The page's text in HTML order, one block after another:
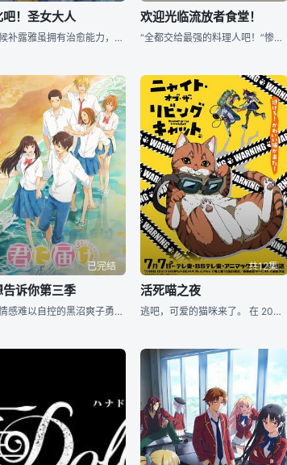
吧！圣女大人
圣女候补露雅虽拥有治愈能力，却会将患者的伤害及病痛一并转移到自己身上来治愈他人，只要每次使用治愈能力就会跟着带来等同患者的疼痛与苦楚，更因此被人嘲讽她是缺陷圣女，尽管如此仍旧无悔牺牲奉献。直到有一日她
欢迎光临流放者食堂！
“全都交给最强的料理人吧！”惨遭同伴背叛、被最强战队『银翼大队』驱逐的丹尼斯。他早已觉得，在当下的处境中根本无法充分发挥自己那傲视群雄的料理技能（Lv.99）。于是丹尼斯趁机离开王都，前往远方的城镇，
已完结
告诉你第三季
内心情感难以自控的黑沼爽子勇敢地向风早翔太表白了自己的感情，而风早也以真诚的表白回应了她。二人开始恋爱关系，从第一次约会到学生恋爱的日常生活，在年轻爱情的喜悦和尴尬中航行。在最初的尴尬中，他们的爱情故
共12集
活死喵之夜
逃吧，可爱的猫咪来了。 在 20XX 年，世界被猫咪统治。 由于一种病毒，...